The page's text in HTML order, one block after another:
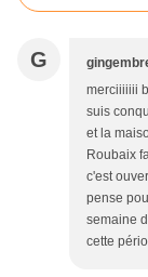
G
merciiiiiii
suis
et la
Roubaix
c'est
pense
semaine
cette